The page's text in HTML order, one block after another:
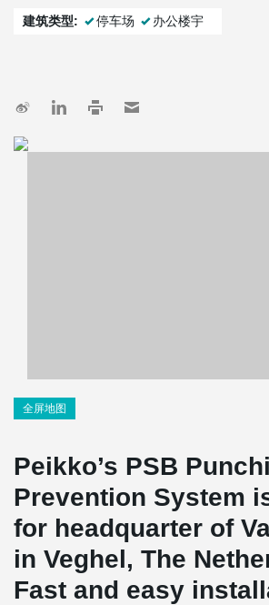
建筑类型: 停车场 办公楼宇
全屏地图
Peikko’s PSB
Prevention System
for headquarter of
in Veghel, The
Fast and easy